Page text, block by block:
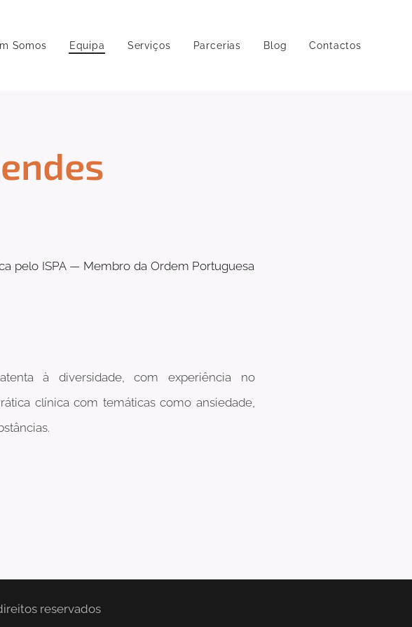
Somos Equipa Serviços Parcerias Blog Contactos
pelo ISPA — Membro da Ordem Portuguesa
à diversidade, com experiência no
rática clínica com temáticas como ansiedade,
reservados